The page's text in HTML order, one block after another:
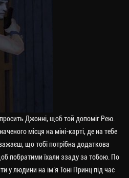
Джонні, щоб той допоміг Рею.
місця на міні-карті, де на тебе
що тобі потрібна додаткова
побратими їхали ззаду за тобою. По
у людини на ім’я Тоні Принц під час